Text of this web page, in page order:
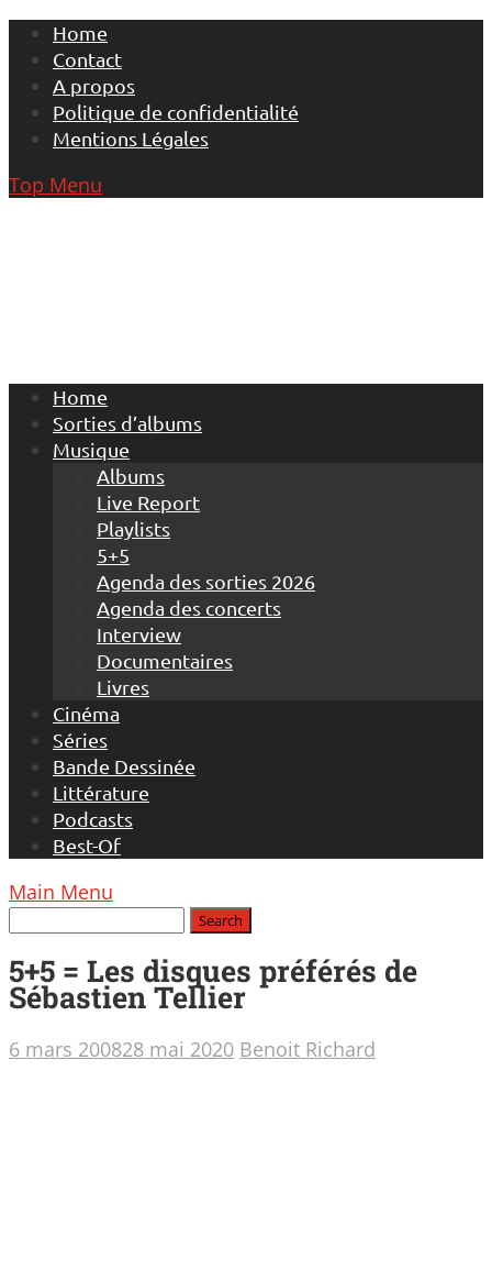
Skip
content
Home
Contact
A propos
Politique de confidentialité
Mentions Légales
Top Menu
Home
Sorties d’albums
Musique
Albums
Live Report
Playlists
5+5
Agenda des sorties 2026
Agenda des concerts
Interview
Documentaires
Livres
Cinéma
Séries
Bande Dessinée
Littérature
Podcasts
Best-Of
Main Menu
5+5 = Les disques préférés de
Sébastien Tellier
6 mars 200828 mai 2020 Benoit Richard